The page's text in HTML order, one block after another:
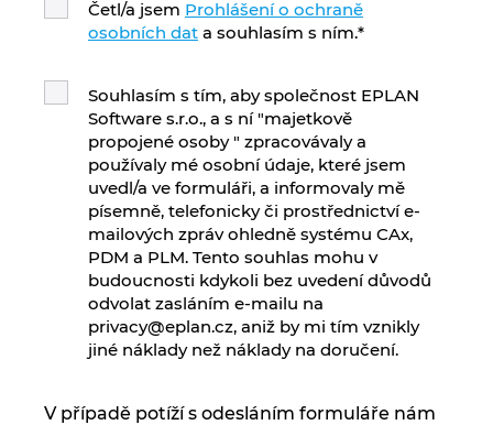
Četl/a jsem Prohlášení o ochraně
osobních dat a souhlasím s ním.*
Souhlasím s tím, aby společnost EPLAN
Software s.r.o., a s ní "majetkově
propojené osoby " zpracovávaly a
používaly mé osobní údaje, které jsem
uvedl/a ve formuláři, a informovaly mě
písemně, telefonicky či prostřednictví e-
mailových zpráv ohledně systému CAx,
PDM a PLM. Tento souhlas mohu v
budoucnosti kdykoli bez uvedení důvodů
odvolat zasláním e-mailu na
privacy@eplan.cz, aniž by mi tím vznikly
jiné náklady než náklady na doručení.
V případě potíží s odesláním formuláře nám
Japonsko
Jihoafrická republika
Jižní Korea
Kanada
Kolumbie